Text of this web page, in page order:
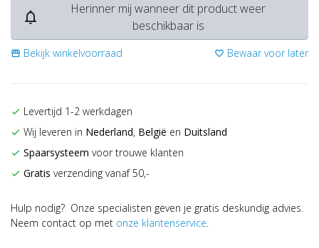
notifications_none
Herinner mij wanneer dit product weer
beschikbaar is
storefront Bekijk winkelvoorraad favorite_border Bewaar voor later
check Levertijd 1-2 werkdagen
check Wij leveren in Nederland, België en Duitsland
check Spaarsysteem voor trouwe klanten
check Gratis verzending vanaf 50,-
Hulp nodig? Onze specialisten geven je gratis deskundig advies.
Neem contact op met onze klantenservice.